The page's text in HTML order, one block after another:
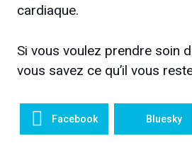
cardiaque.
Si vous voulez prendre soin
vous savez ce qu’il vous
Facebook Bluesky